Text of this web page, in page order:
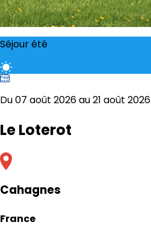
Séjour été
Du 07 août 2026 au 21 août 2026
Le Loterot
Cahagnes
France